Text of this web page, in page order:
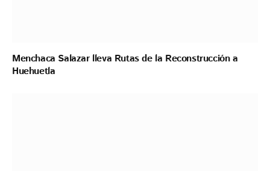
Menchaca Salazar lleva Rutas de la Reconstrucción a
Huehuetla